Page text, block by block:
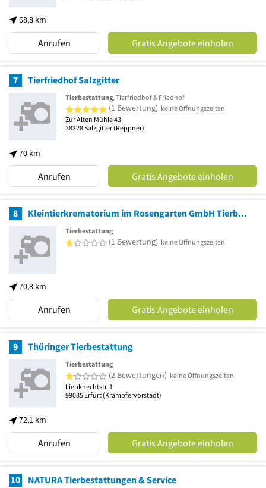
68,8 km
Anrufen Gratis Angebote einholen
7 Tierfriedhof Salzgitter
70 km
Tierbestattung, Tierfriedhof & Friedhof
5 von 5 Sternen
(1 Bewertung) keine Öffnungszeiten
Zur Alten Mühle 43
38228Salzgitter(Reppner)
Anrufen Gratis Angebote einholen
8 Kleintierkrematorium im Rosengarten GmbH Tierbestattung
70,8 km
Tierbestattung
1 von 5 Sternen
(1 Bewertung) keine Öffnungszeiten
Anrufen Gratis Angebote einholen
9 Thüringer Tierbestattung
72,1 km
Tierbestattung
1 von 5 Sternen
(2 Bewertungen) keine Öffnungszeiten
Liebknechtstr. 1
99085 Erfurt (Krämpfervorstadt)
Anrufen Gratis Angebote einholen
10 NATURA Tierbestattungen & Service